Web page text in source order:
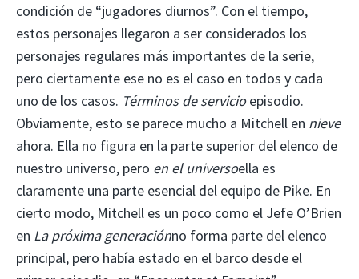
condición de “jugadores diurnos”. Con el tiempo,
estos personajes llegaron a ser considerados los
personajes regulares más importantes de la serie,
pero ciertamente ese no es el caso en todos y cada
uno de los casos. Términos de servicioepisodio.
Obviamente, esto se parece mucho a Mitchell en nieve
ahora. Ella no figura en la parte superior del elenco de
nuestro universo, pero en el universoella es
claramente una parte esencial del equipo de Pike. En
cierto modo, Mitchell es un poco como el Jefe O’Brien
en La próxima generaciónno forma parte del elenco
principal, pero había estado en el barco desde el